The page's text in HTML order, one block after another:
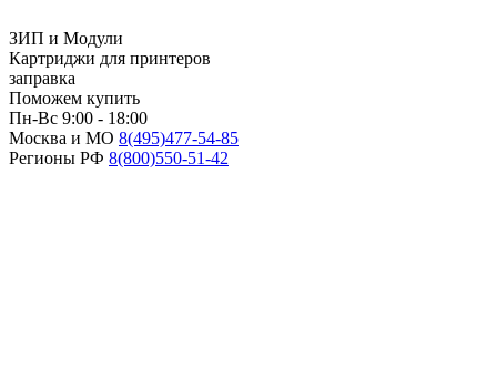
ЗИП и Модули
Картриджи для принтеров
заправка
Поможем купить
Пн-Вс 9:00 - 18:00
Москва и МО 8(495)477-54-85
Регионы РФ 8(800)550-51-42